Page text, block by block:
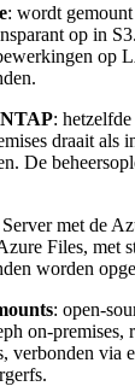
: wordt
op in
op
:
draait als
De
met de
Files, met
worden
: open-
on-premises,
verbonden via